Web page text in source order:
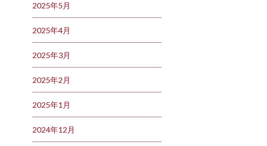
2025年5月
2025年4月
2025年3月
2025年2月
2025年1月
2024年12月